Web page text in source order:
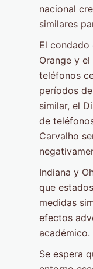
nacional
similares
El
Orange y
teléfonos
períodos
similar, el
de
Carvalho
Indiana y
que
medidas
efectos
académico.
Se espera